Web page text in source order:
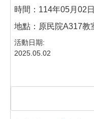
時間：114年05月02
地點：原民院A317教
活動日期:
2025.05.02